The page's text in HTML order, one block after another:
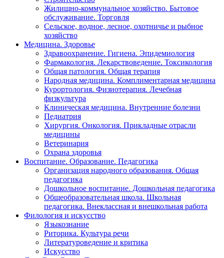
Жилищно-коммунальное хозяйство. Бытовое
обслуживание. Торговля
Сельское, водное, лесное, охотничье и рыбное
хозяйство
Медицина. Здоровье
Здравоохранение. Гигиена. Эпидемиология
Фармакология. Лекарствоведение. Токсикология
Общая патология. Общая терапия
Народная медицина. Комплиментарная медицина
Курортология. Физиотерапия. Лечебная
физкультура
Клиническая медицина. Внутренние болезни
Педиатрия
Хирургия. Онкология. Прикладные отрасли
медицины
Ветеринария
Охрана здоровья
Воспитание. Образование. Педагогика
Организация народного образования. Общая
педагогика
Дошкольное воспитание. Дошкольная педагогика
Общеобразовательная школа. Школьная
педагогика. Внеклассная и внешкольная работа
Филология и искусство
Языкознание
Риторика. Культура речи
Литературоведение и критика
Искусство